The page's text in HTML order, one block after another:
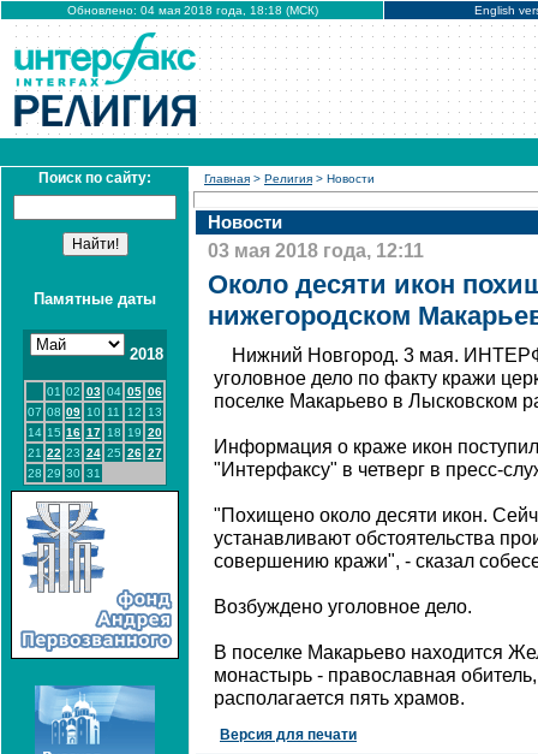
Обновлено: 04 мая 2018 года, 18:18 (МСК) English
Поиск по сайту:
Памятные даты
2018
01 02 03 04 05 06
07 08 09 10 11 12
13
14 15 16 17 18 19 20
21 22 23 24 25 26 27
28 29 30 31
Главная > Религия > Новости
Новости
03 мая 2018 года, 12:11
Около десяти икон
нижегородском
Нижний Новгород. 3 мая.
уголовное дело по факту кражи
поселке Макарьево в Лысковском
Информация о краже икон
"Интерфаксу" в четверг в пресс-
"Похищено около десяти икон.
устанавливают обстоятельства
совершению кражи", - сказал
Возбуждено уголовное дело.
В поселке Макарьево находится
монастырь - православная
располагается пять храмов.
Версия для печати